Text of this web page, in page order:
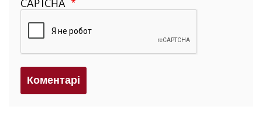
Коментарi